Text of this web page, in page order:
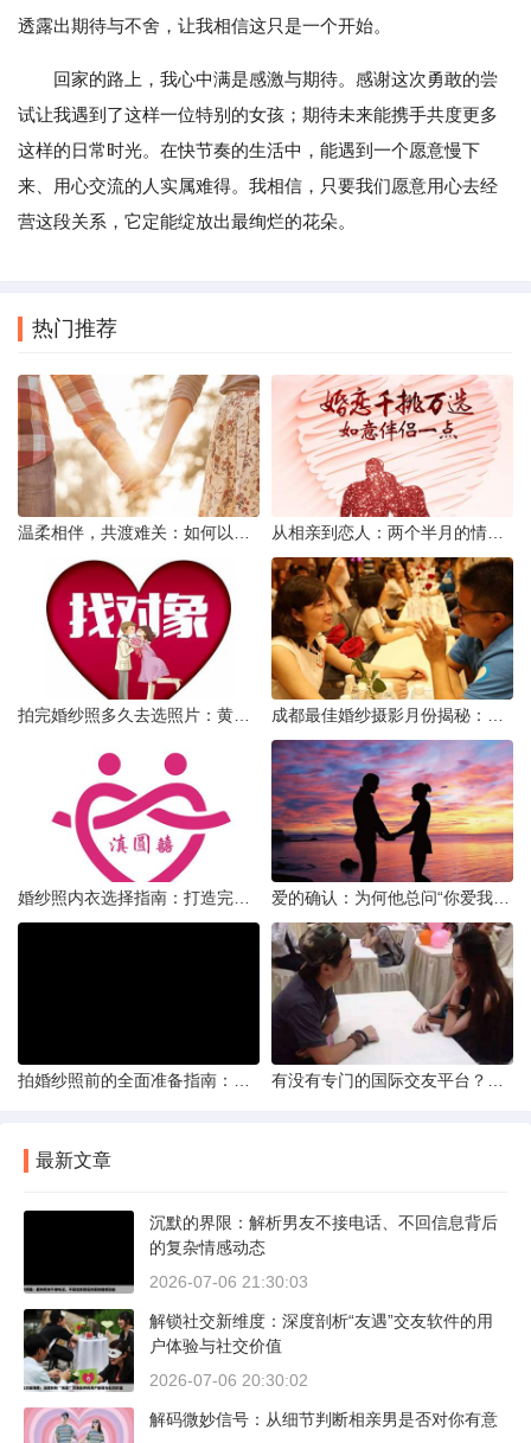
透露出期待与不舍，让我相信这只是一个开始。
回家的路上，我心中满是感激与期待。感谢这次勇敢的尝
试让我遇到了这样一位特别的女孩；期待未来能携手共度更多
这样的日常时光。在快节奏的生活中，能遇到一个愿意慢下
来、用心交流的人实属难得。我相信，只要我们愿意用心去经
营这段关系，它定能绽放出最绚烂的花朵。
热门推荐
最新文章
沉默的界限：解析男友不接电话、不回信息背后
的复杂情感动态
2026-07-06 21:30:03
解锁社交新维度：深度剖析“友遇”交友软件的用
户体验与社交价值
2026-07-06 20:30:02
解码微妙信号：从细节判断相亲男是否对你有意